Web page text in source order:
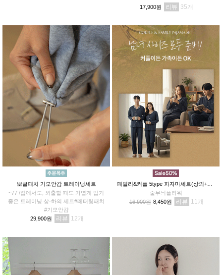
마파티 #꿀잠각
17,900원 리뷰 35
뽀글패치 기모안감 트레이닝세트
~77 /집에서도, 외출할 때도 가볍게 입기
좋은 트레이닝 상·하의 세트#레터링패치
#기모안감
29,900원
리뷰 12
줄무늬플라워
16,900원 8,450원 리뷰 11